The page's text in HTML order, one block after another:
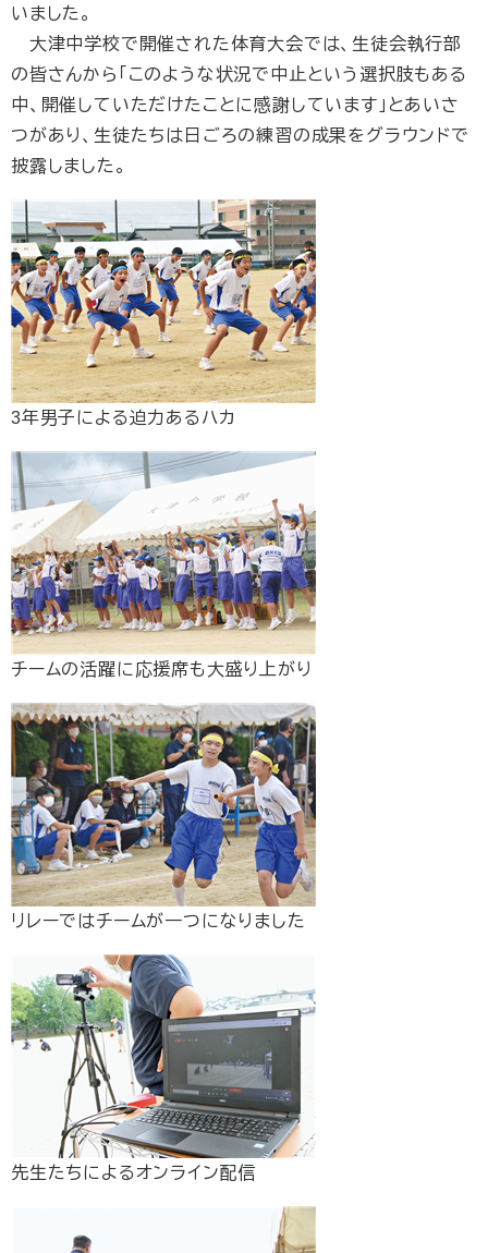
いました。
大津中学校で開催された体育大会では、生徒会執行部
の皆さんから「このような状況で中止という選択肢もある
中、開催していただけたことに感謝しています」とあいさ
つがあり、生徒たちは日ごろの練習の成果をグラウンドで
披露しました。
3年男子による迫力あるハカ
チームの活躍に応援席も大盛り上がり
リレーではチームが一つになりました
先生たちによるオンライン配信